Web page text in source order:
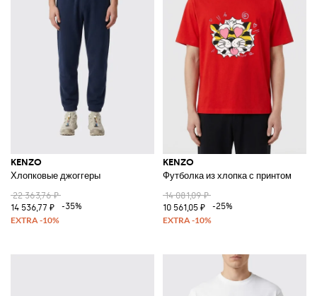
KENZO
Хлопковые джоггеры
22 363,76 ₽
14 536,77 ₽
-35%
KENZO
Футболка из хлопка с принтом
14 081,09 ₽
10 561,05 ₽
-25%